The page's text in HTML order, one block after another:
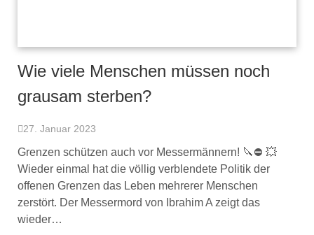
Wie viele Menschen müssen noch
grausam sterben?
27. Januar 2023
Grenzen schützen auch vor Messermännern! 🔪⛔ 💥
Wieder einmal hat die völlig verblendete Politik der
offenen Grenzen das Leben mehrerer Menschen
zerstört. Der Messermord von Ibrahim A zeigt das
wieder…